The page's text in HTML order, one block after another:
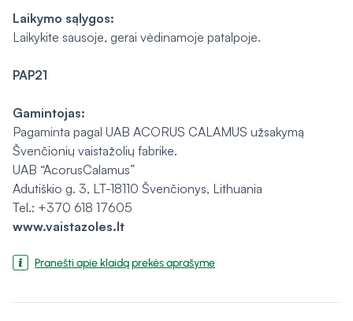
Laikymo sąlygos:
Laikykite sausoje, gerai vėdinamoje patalpoje.
PAP21
Gamintojas:
Pagaminta pagal UAB ACORUS CALAMUS užsakymą
Švenčionių vaistažolių fabrike.
UAB “AcorusCalamus”
Adutiškio g. 3, LT-18110 Švenčionys, Lithuania
Tel.: +370 618 17605
www.vaistazoles.lt
Pranešti apie klaidą prekės aprašyme